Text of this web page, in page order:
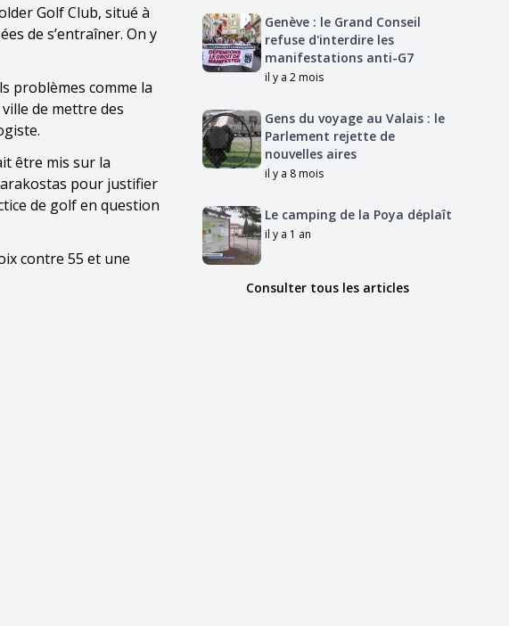
Golf Club, situé à
de s’entraîner. On y
problèmes comme la
de mettre des
être mis sur la
pour justifier
de golf en question
contre 55 et une
Genève : le Grand Conseil
refuse d'interdire les
manifestations anti-G7
il y a 2 mois
Gens du voyage au Valais : le
Parlement rejette de
nouvelles aires
il y a 8 mois
Le camping de la Poya déplaît
il y a 1 an
Consulter tous les articles